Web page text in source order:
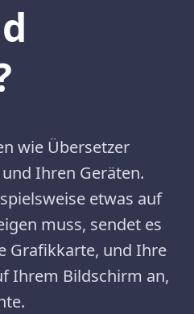
wie Übersetzer
Ihren Geräten.
etwas auf
muss, sendet es
Grafikkarte, und Ihre
Ihrem Bildschirm an,